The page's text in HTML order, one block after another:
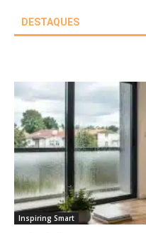
DESTAQUES
Inspiring Smart